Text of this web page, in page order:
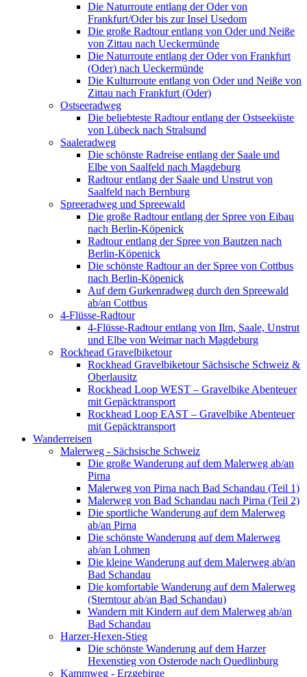
Die Naturroute entlang der Oder von
Frankfurt/Oder bis zur Insel Usedom
Die große Radtour entlang von Oder und Neiße
von Zittau nach Ueckermünde
Die Naturroute entlang der Oder von Frankfurt
(Oder) nach Ueckermünde
Die Kulturroute entlang von Oder und Neiße von
Zittau nach Frankfurt (Oder)
Ostseeradweg
Die beliebteste Radtour entlang der Ostseeküste
von Lübeck nach Stralsund
Saaleradweg
Die schönste Radreise entlang der Saale und
Elbe von Saalfeld nach Magdeburg
Radtour entlang der Saale und Unstrut von
Saalfeld nach Bernburg
Spreeradweg und Spreewald
Die große Radtour entlang der Spree von Eibau
nach Berlin-Köpenick
Radtour entlang der Spree von Bautzen nach
Berlin-Köpenick
Die schönste Radtour an der Spree von Cottbus
nach Berlin-Köpenick
Auf dem Gurkenradweg durch den Spreewald
ab/an Cottbus
4-Flüsse-Radtour
4-Flüsse-Radtour entlang von Ilm, Saale, Unstrut
und Elbe von Weimar nach Magdeburg
Rockhead Gravelbiketour
Rockhead Gravelbiketour Sächsische Schweiz &
Oberlausitz
Rockhead Loop WEST – Gravelbike Abenteuer
mit Gepäcktransport
Rockhead Loop EAST – Gravelbike Abenteuer
mit Gepäcktransport
Wanderreisen
Malerweg - Sächsische Schweiz
Die große Wanderung auf dem Malerweg ab/an
Pirna
Malerweg von Pirna nach Bad Schandau (Teil 1)
Malerweg von Bad Schandau nach Pirna (Teil 2)
Die sportliche Wanderung auf dem Malerweg
ab/an Pirna
Die schönste Wanderung auf dem Malerweg
ab/an Lohmen
Die kleine Wanderung auf dem Malerweg ab/an
Bad Schandau
Die komfortable Wanderung auf dem Malerweg
(Sterntour ab/an Bad Schandau)
Wandern mit Kindern auf dem Malerweg ab/an
Bad Schandau
Harzer-Hexen-Stieg
Die schönste Wanderung auf dem Harzer
Hexenstieg von Osterode nach Quedlinburg
Kammweg - Erzgebirge